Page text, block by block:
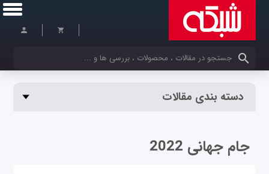
کلمات کلیدی خود را وارد کنید
دسته بندی مقالات
جام جهانی 2022